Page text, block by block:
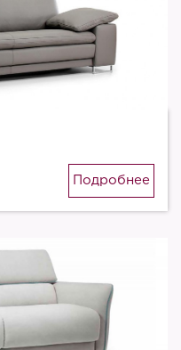
Подробнее